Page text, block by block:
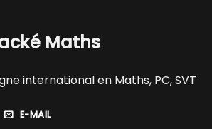
Maths
international en Maths, PC, SVT
E-MAIL